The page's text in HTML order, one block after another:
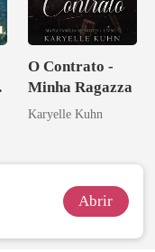
O Contrato -
Minha Ragazza
Karyelle Kuhn
Abrir